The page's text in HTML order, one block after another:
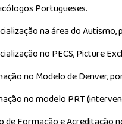
Portugueses.
na área do Autismo,
no PECS, Picture
no Modelo de Denver,
no modelo PRT